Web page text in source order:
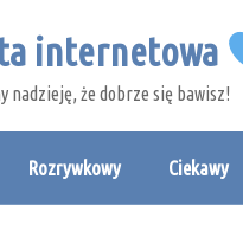
internetowa
nadzieję, że dobrze się bawisz!
Rozrywkowy Ciekawy